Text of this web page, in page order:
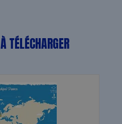
TÉLÉCHARGER